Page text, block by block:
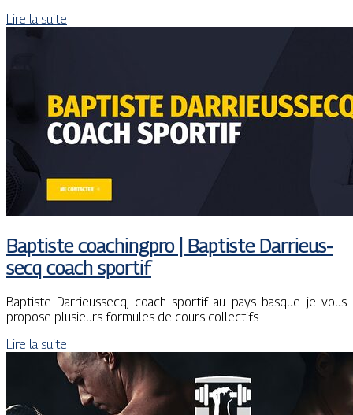
Lire la suite
Baptiste coachingpro | Baptiste Dar­rieus­
secq coach sportif
Baptiste Darrieussecq, coach sportif au pays basque je vous
propose plusieurs formules de cours collectifs…
Lire la suite